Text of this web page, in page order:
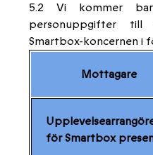
5.2 Vi kommer
personuppgifter
Smartbox-koncernen i
Mottagare
för Smartbox